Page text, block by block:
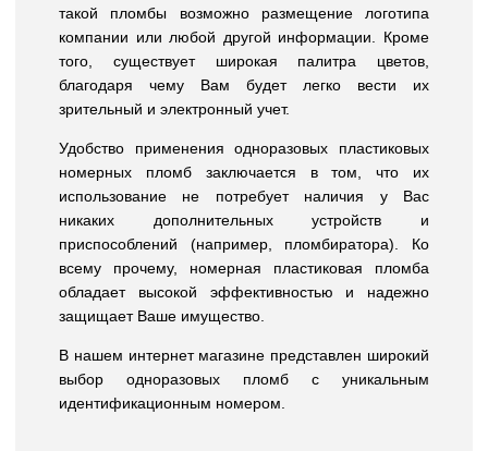
такой пломбы возможно размещение логотипа
компании или любой другой информации. Кроме
того, существует широкая палитра цветов,
благодаря чему Вам будет легко вести их
зрительный и электронный учет.
Удобство применения одноразовых пластиковых
номерных пломб заключается в том, что их
использование не потребует наличия у Вас
никаких дополнительных устройств и
приспособлений (например, пломбиратора). Ко
всему прочему, номерная пластиковая пломба
обладает высокой эффективностью и надежно
защищает Ваше имущество.
В нашем интернет магазине представлен широкий
выбор одноразовых пломб с уникальным
идентификационным номером.